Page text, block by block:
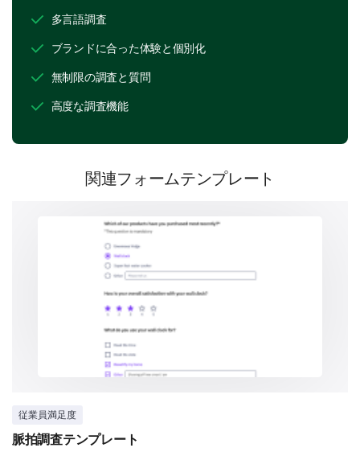
はい
ルに成長できましたか？（該当するものをすべ
て選択してください）
会議やセミナー
オンザジョブトレーニング
メンタリングやコーチング
多言語調査
ブランドに合った体験と個別化
無制限の調査と質問
高度な調査機能
関連フォームテンプレート
従業員満足度
脈拍調査テンプレート